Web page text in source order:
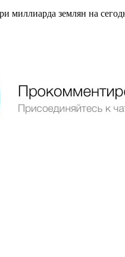
миллиарда землян на